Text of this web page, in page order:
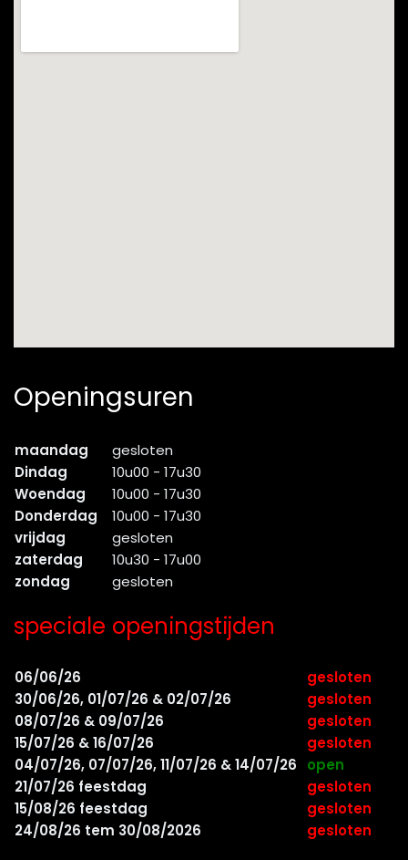
Openingsuren
maandag
gesloten
Dindag
10u00 - 17u30
Woendag
10u00 - 17u30
Donderdag
10u00 - 17u30
vrijdag
gesloten
zaterdag
10u30 - 17u00
zondag
gesloten
speciale openingstijden
06/06/26
gesloten
30/06/26, 01/07/26 & 02/07/26
gesloten
08/07/26 & 09/07/26
gesloten
15/07/26 & 16/07/26
gesloten
04/07/26, 07/07/26, 11/07/26 & 14/07/26
open
21/07/26 feestdag
gesloten
15/08/26 feestdag
gesloten
24/08/26 tem 30/08/2026
gesloten